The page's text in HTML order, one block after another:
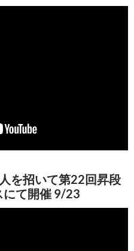
を招いて第22回昇段
にて開催 9/23